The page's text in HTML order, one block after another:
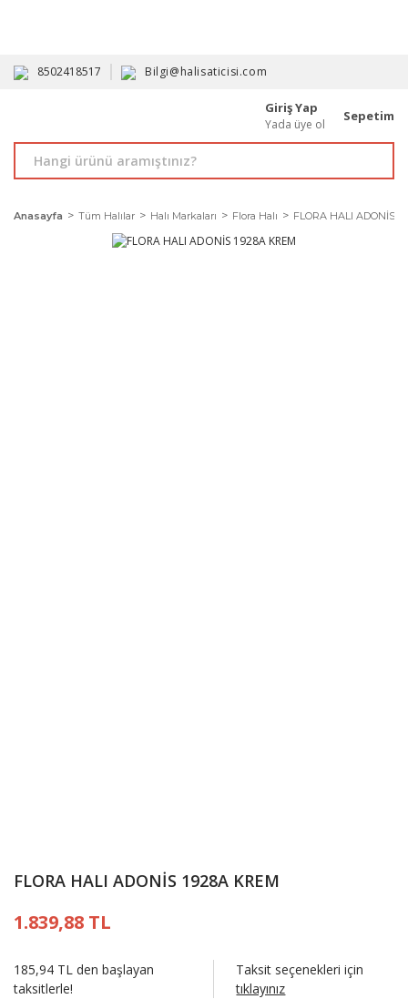
8502418517 Bilgi@halisaticisi.com
Giriş Yap
Yada üye ol
Sepetim
Anasayfa Tüm Halılar Halı Markaları Flora Halı FLORA HALI ADONİS
FLORA HALI ADONİS 1928A KREM
1.839,88 TL
185,94 TL den başlayan
taksitlerle!
Taksit seçenekleri için
tıklayınız